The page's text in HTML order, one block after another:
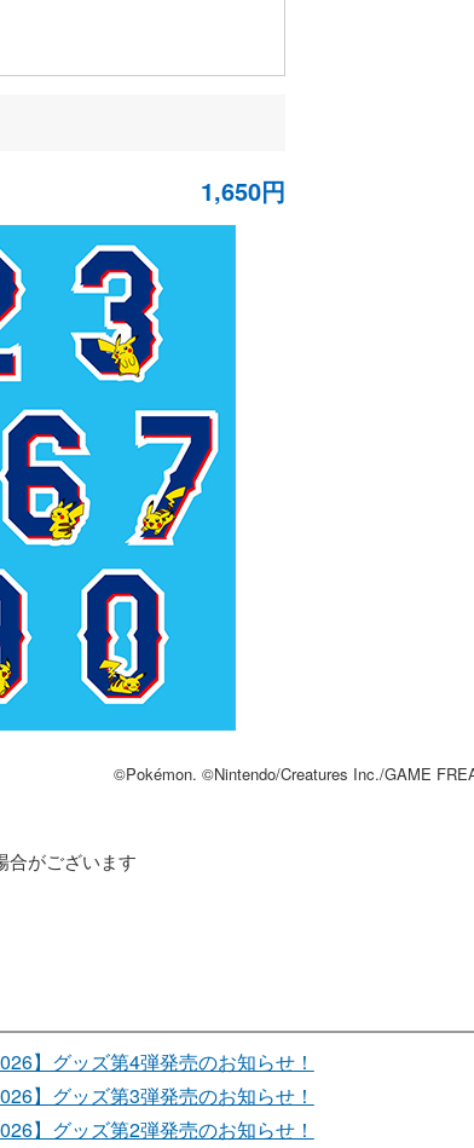
1,650円
©Pokémon. ©Nintendo/Creatures Inc./GAME
合がございます
】グッズ第4弾発売のお知らせ！
】グッズ第3弾発売のお知らせ！
】グッズ第2弾発売のお知らせ！